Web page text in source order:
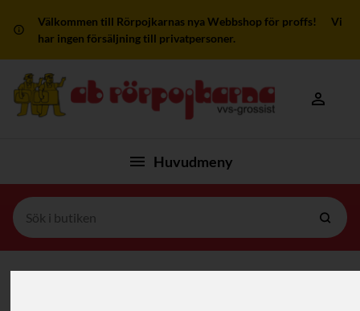
Välkommen till Rörpojkarnas nya Webbshop för proffs! Vi
har ingen försäljning till privatpersoner.
Mitt
Huvudmeny